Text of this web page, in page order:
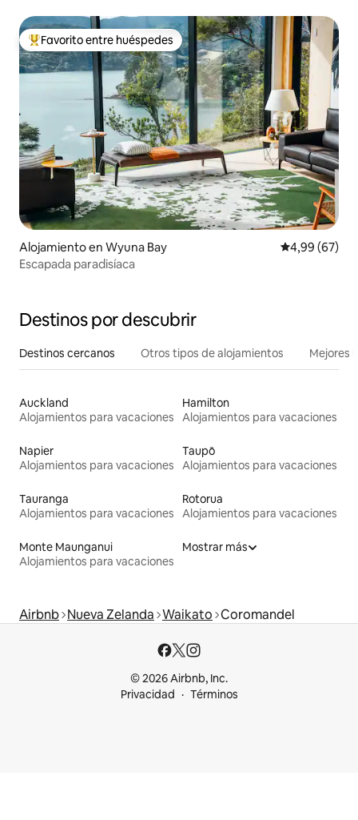
Favorito entre los huéspedes más destacados
Favorito entre huéspedes
Alojamiento en Wyuna Bay Calificación
4,99 (67)
Escapada paradisíaca
Destinos por descubrir
Destinos cercanos Otros tipos de alojamientos Mejores
Auckland
Alojamientos para vacaciones
Hamilton
Alojamientos para vacaciones
Napier
Alojamientos para vacaciones
Taupō
Alojamientos para vacaciones
Tauranga
Alojamientos para vacaciones
Rotorua
Alojamientos para vacaciones
Monte Maunganui
Alojamientos para vacaciones
Mostrar más
Airbnb Nueva Zelanda Waikato Coromandel
© 2026 Airbnb, Inc.
Privacidad
Términos